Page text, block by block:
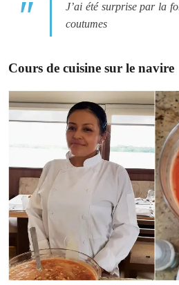
J’ai été surprise par la
coutumes
Cours de cuisine sur le navire